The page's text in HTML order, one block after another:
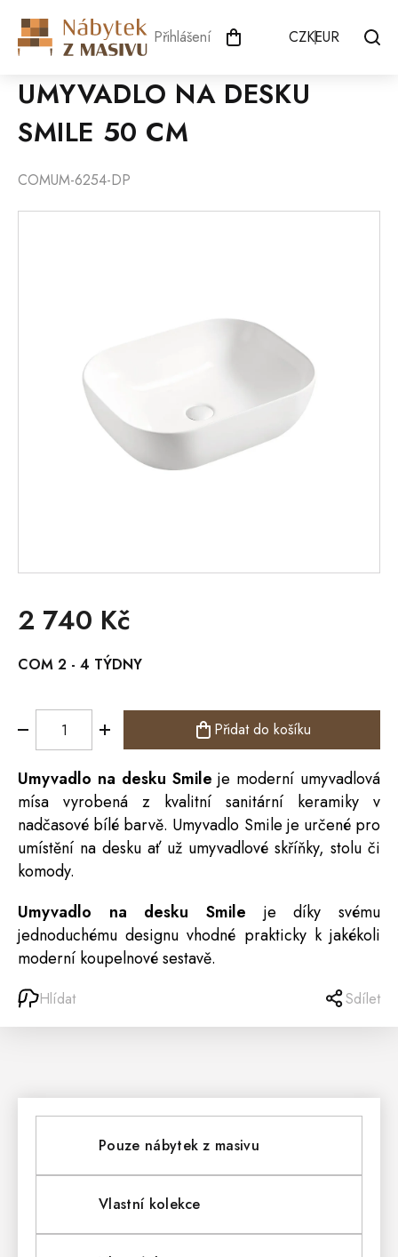
obsah
Přihlášení CZKEUR
UMYVADLO NA DESKU
SMILE 50 CM
COMUM-6254-DP
2 740 Kč
cena:
COM 2 - 4 TÝDNY
Přidat do košíku
Umyvadlo na desku Smileje moderní umyvadlová
mísa vyrobená z kvalitní sanitární keramiky v
nadčasové bílé barvě. Umyvadlo Smile je určené pro
umístění na desku ať už umyvadlové skříňky, stolu či
komody.
Umyvadlo na desku Smile je díky svému
jednoduchému designu vhodné prakticky k jakékoli
moderní koupelnové sestavě.
Hlídat Sdílet
Pouze nábytek z masivu
Vlastní kolekce